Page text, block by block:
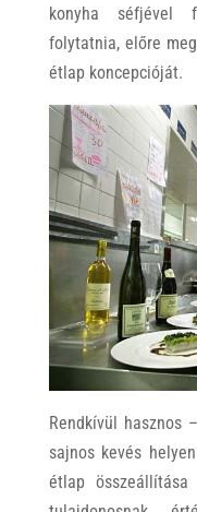
konyha séfjével
folytatnia, előre
étlap koncepcióját.
Rendkívül hasznos
sajnos kevés
étlap